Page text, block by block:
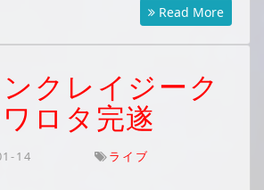
Read More
クレイジーク
ロタ完遂
14 ライブ